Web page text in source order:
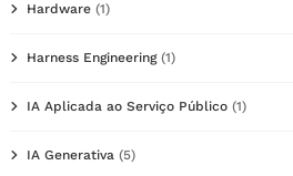
Hardware (1)
Harness Engineering(1)
IA Aplicada ao Serviço Público (1)
IA Generativa (5)